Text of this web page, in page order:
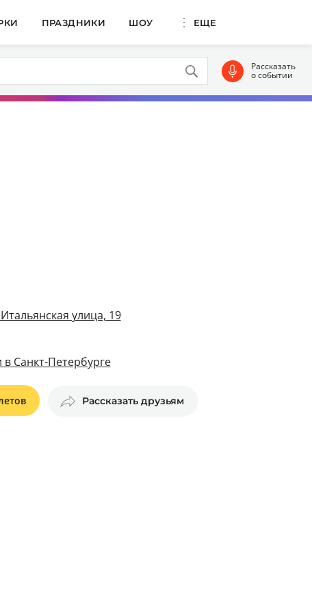
ПРАЗДНИКИ ШОУ ЕЩЕ
Рассказать
о событии
улица, 19
Санкт-Петербурге
Рассказать друзьям